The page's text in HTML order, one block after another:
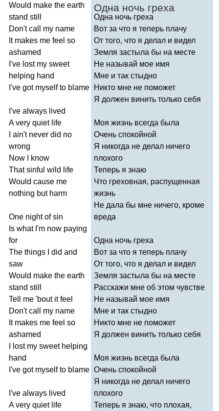
Would make the earth
stand still
Don't call my name
It makes me feel so
ashamed
I've lost my sweet
helping hand
I've got myself to blame
I've always lived
A very quiet life
ain't never did no
wrong
Now
know
That sinful wild
life
Would cause me
nothing but harm
One night of sin
Is what I'm now paying
for
The things did and
saw
Would make the earth
stand still
Tell
me 'bout it feel
Don't call my name
It makes me feel so
ashamed
lost my sweet helping
hand
I've got myself to blame
I've always lived
A very quiet life
Одна ночь греха
Одна ночь греха
Вот за что я теперь плачу
От того, что я делал и видел
Земля застыла бы на месте
Не называй мое имя
Мне и так стыдно
Никто мне не поможет
Я должен винить только себя
Моя жизнь всегда была
Очень спокойной
Я никогда не делал ничего
плохого
Теперь я знаю
Что греховная, распущенная
жизнь
Не дала бы мне ничего, кроме
вреда
Одна ночь греха
Вот за что я теперь плачу
От того, что я делал и видел
Земля застыла бы на месте
Расскажи мне об этом чувстве
Не называй мое имя
Мне и так стыдно
Никто мне не поможет
Я должен винить только себя
Моя жизнь всегда была
Очень спокойной
Я никогда не делал ничего
плохого
Теперь я знаю, что плохая,